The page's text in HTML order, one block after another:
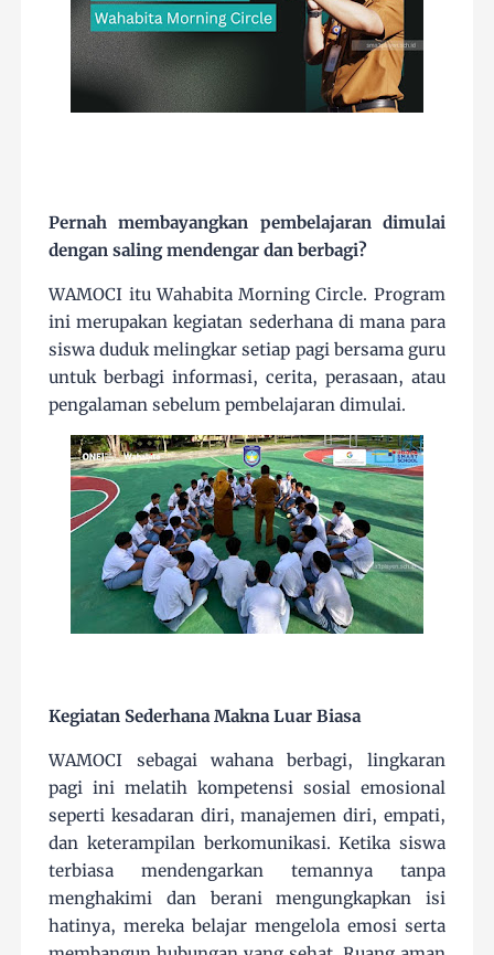
Pernah membayangkan pembelajaran dimulai
dengan saling mendengar dan berbagi?
WAMOCI itu Wahabita Morning Circle. Program
ini merupakan kegiatan sederhana di mana para
siswa duduk melingkar setiap pagi bersama guru
untuk berbagi informasi, cerita, perasaan, atau
pengalaman sebelum pembelajaran dimulai.
Kegiatan Sederhana Makna Luar Biasa
WAMOCI sebagai wahana berbagi, lingkaran
pagi ini melatih kompetensi sosial emosional
seperti kesadaran diri, manajemen diri, empati,
dan keterampilan berkomunikasi. Ketika siswa
terbiasa mendengarkan temannya tanpa
menghakimi dan berani mengungkapkan isi
hatinya, mereka belajar mengelola emosi serta